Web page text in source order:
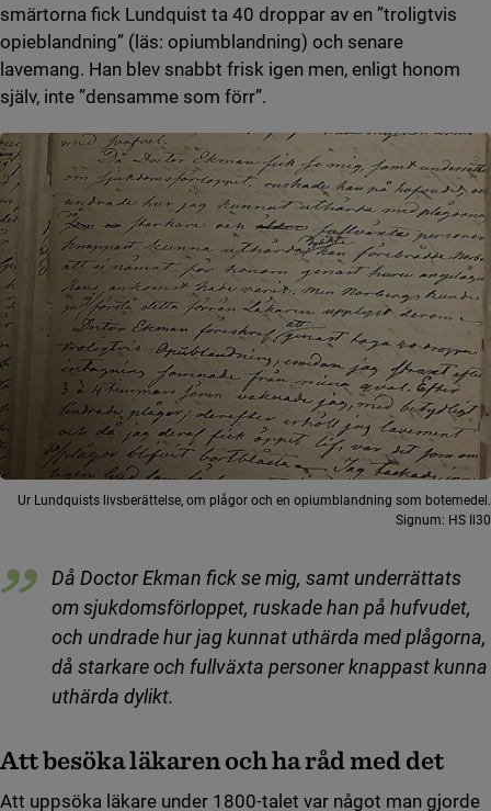
smärtorna fick Lundquist ta 40 droppar av en ”troligtvis
opieblandning” (läs: opiumblandning) och senare
lavemang. Han blev snabbt frisk igen men, enligt honom
själv, inte ”densamme som förr”.
Ur Lundquists livsberättelse, om plågor och en opiumblandning som botemedel.
Signum: HS Il30
Då Doctor Ekman fick se mig, samt underrättats
om sjukdomsförloppet, ruskade han på hufvudet,
och undrade hur jag kunnat uthärda med plågorna,
då starkare och fullväxta personer knappast kunna
uthärda dylikt.
Att besöka läkaren och ha råd med det
Att uppsöka läkare under 1800-talet var något man gjorde